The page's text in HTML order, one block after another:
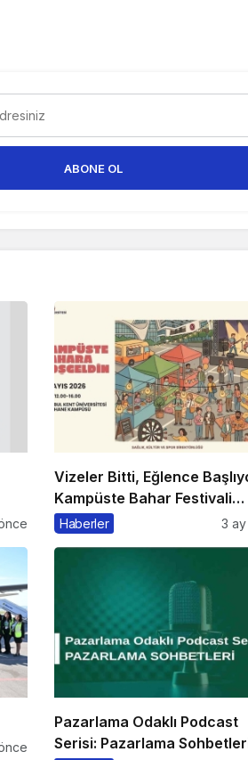
ABONE OL
Vizeler Bitti, Eğlence
Kampüste Bahar Festivali
Kaçmaz!
Haberler 3
Pazarlama Odaklı Podcast
Serisi: Pazarlama